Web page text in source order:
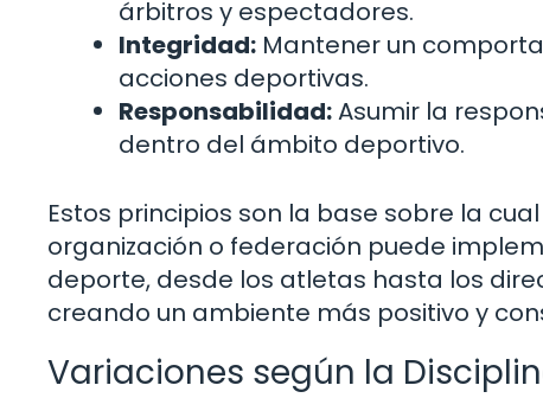
árbitros y espectadores.
Integridad: Mantener un
acciones deportivas.
Responsabilidad:Asumir la
dentro del ámbito deportivo.
Estos principios son la base sobre la
organización o federación puede
deporte, desde los atletas hasta los
creando un ambiente más positivo y
Variaciones según la